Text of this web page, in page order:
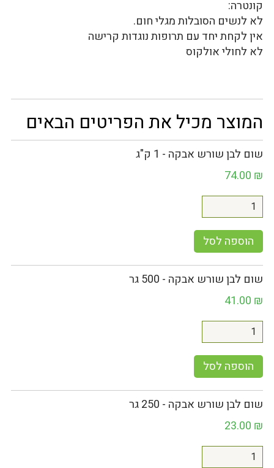
קונטרה:
לא לנשים הסובלות מגלי חום.
אין לקחת יחד עם תרופות נוגדות קרישה
לא לחולי אולקוס
המוצר מכיל את הפריטים הבאים
שום לבן שורש אבקה - 1 ק"ג
74.00 ₪
הוספה לסל
שום לבן שורש אבקה - 500 גר
41.00 ₪
הוספה לסל
שום לבן שורש אבקה - 250 גר
23.00 ₪